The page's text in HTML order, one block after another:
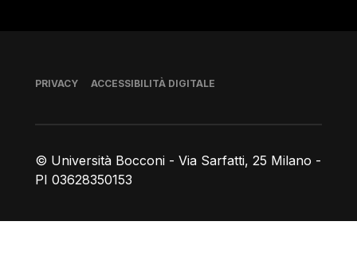
© Università Bocconi - Via Sarfatti, 25 Milano -
PI 03628350153
Piè di pagina
PRIVACY ACCESSIBILITÀ DIGITALE